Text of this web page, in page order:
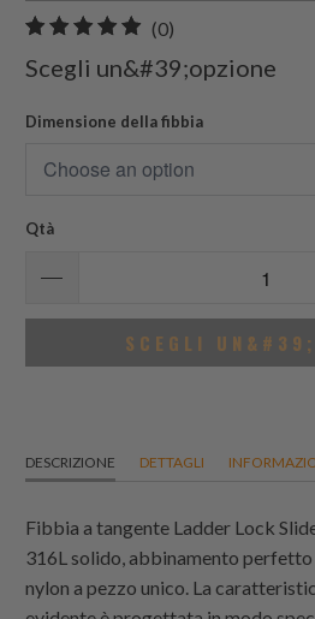
(0)
recensioni
totali
Scegli un&#39;opzione
Dimensione della fibbia
Qtà
SCEGLI
DESCRIZIONE DETTAGLI
Fibbia a tangente Ladder Lock
316L solido, abbinamento
nylon a pezzo unico. La